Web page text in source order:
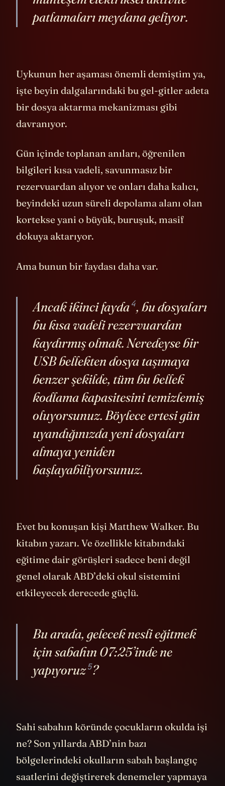
patlamaları meydana geliyor.
Uykunun her aşaması önemli demiştim ya,
işte beyin dalgalarındaki bu gel-gitler adeta
bir dosya aktarma mekanizması gibi
davranıyor.
Gün içinde toplanan anıları, öğrenilen
bilgileri kısa vadeli, savunmasız bir
rezervuardan alıyor ve onları daha kalıcı,
beyindeki uzun süreli depolama alanı olan
kortekse yani o büyük, buruşuk, masif
dokuya aktarıyor.
Ama bunun bir faydası daha var.
Ancakikinci fayda4, bu dosyaları
bu kısa vadeli rezervuardan
kaydırmış olmak. Neredeyse bir
USB bellekten dosya taşımaya
benzer şekilde, tüm bu bellek
kodlama kapasitesini temizlemiş
oluyorsunuz. Böylece ertesi gün
uyandığınızda yeni dosyaları
almaya yeniden
başlayabiliyorsunuz.
Evet bu konuşan kişi Matthew Walker. Bu
kitabın yazarı. Ve özellikle kitabındaki
eğitime dair görüşleri sadece beni değil
genel olarak ABD’deki okul sistemini
etkileyecek derecede güçlü.
Bu arada, gelecek nesli eğitmek
için sabahın 07:25’indene
yapıyoruz5?
Sahi sabahın köründe çocukların okulda işi
ne? Son yıllarda ABD’nin bazı
bölgelerindeki okulların sabah başlangıç
saatlerini değiştirerek denemeler yapmaya